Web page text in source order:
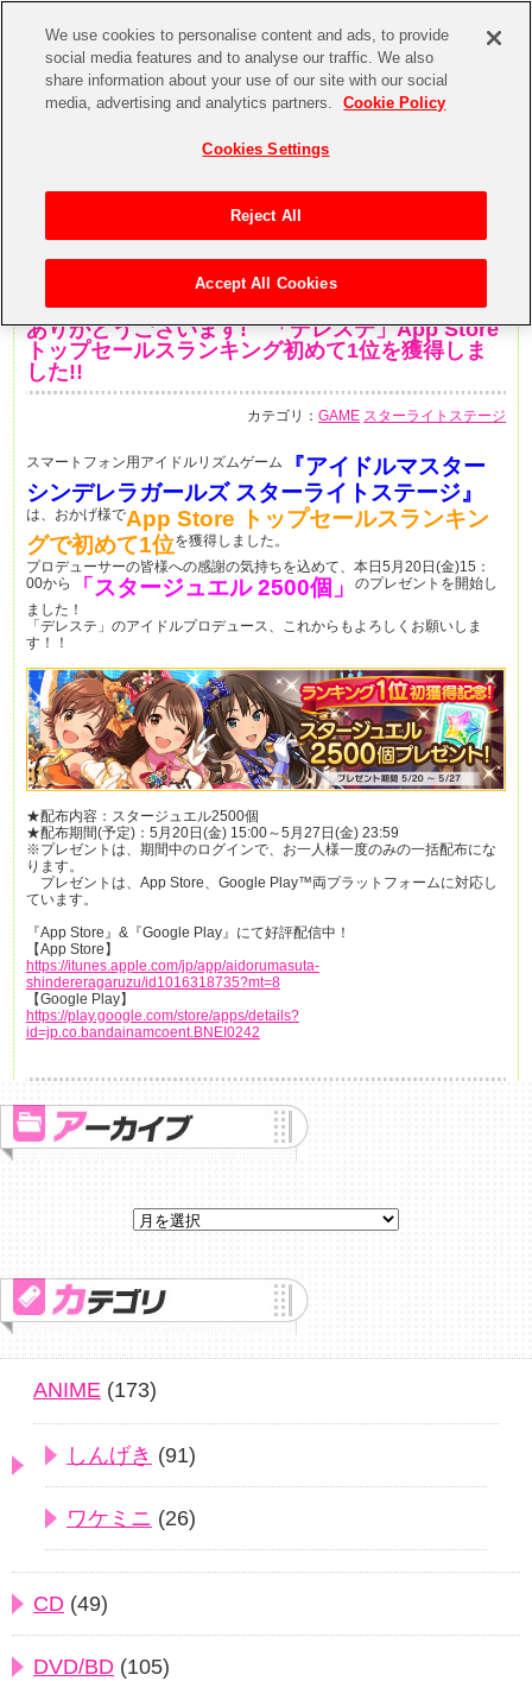
ありがとうございます! 「デレステ」App Store
トップセールスランキング初めて1位を獲得しま
した!!
カテゴリ：GAME スターライトステージ
スマートフォン用アイドルリズムゲーム
『アイドルマスター
シンデレラガールズ スターライトステージ』
は、おかげ様でApp Store トップセールスランキン
グで初めて1位を獲得しました。
プロデューサーの皆様への感謝の気持ちを込めて、本日5月20日(金)15：
00から
「スタージュエル 2500個」
のプレゼントを開始し
ました！
「デレステ」のアイドルプロデュース、これからもよろしくお願いしま
す！！
★配布内容：スタージュエル2500個
★配布期間(予定)：5月20日(金) 15:00～5月27日(金) 23:59
※プレゼントは、期間中のログインで、お一人様一度のみの一括配布にな
ります。
プレゼントは、App Store、Google Play™両プラットフォームに対応し
ています。
『App Store』&『Google Play』にて好評配信中！
【App Store】
https://itunes.apple.com/jp/app/aidorumasuta-
shindereragaruzu/id1016318735?mt=8
【Google Play】
https://play.google.com/store/apps/details?
id=jp.co.bandainamcoent.BNEI0242
ANIME (173)
しんげき (91)
ワケミニ (26)
CD (49)
DVD/BD (105)
We use cookies to personalise content and ads, to provide
social media features and to analyse our traffic. We also
share information about your use of our site with our social
media, advertising and analytics partners.
Cookie Policy
Cookies Settings
Reject All
Accept All Cookies